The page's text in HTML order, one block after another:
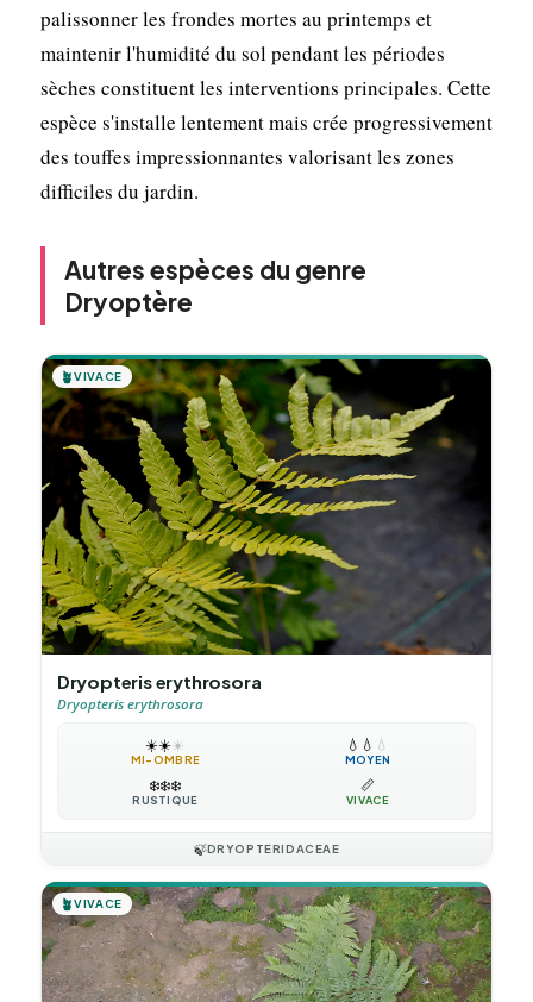
palissonner les frondes mortes au printemps et
maintenir l'humidité du sol pendant les périodes
sèches constituent les interventions principales. Cette
espèce s'installe lentement mais crée progressivement
des touffes impressionnantes valorisant les zones
difficiles du jardin.
Autres espèces du genre
Dryoptère
🪴VIVACE
Dryopteris erythrosora
Dryopteris erythrosora
☀️☀️☀️
MI-OMBRE
💧 💧 💧
MOYEN
❄️❄️❄️
RUSTIQUE
📏
VIVACE
🍃DRYOPTERIDACEAE
🪴VIVACE